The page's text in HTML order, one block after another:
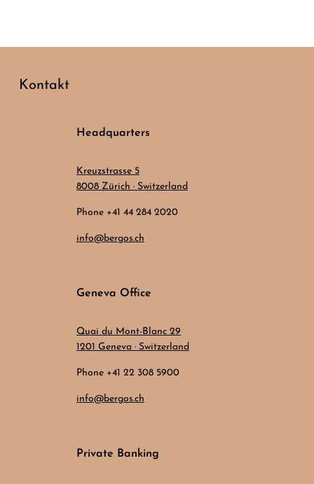
Kontakt
Headquarters
Kreuzstrasse 5
8008 Zürich · Switzerland
Phone +41 44 284 2020
info@bergos.ch
Geneva Office
Quai du Mont-Blanc 29
1201 Geneva · Switzerland
Phone +41 22 308 5900
info@bergos.ch
Private Banking